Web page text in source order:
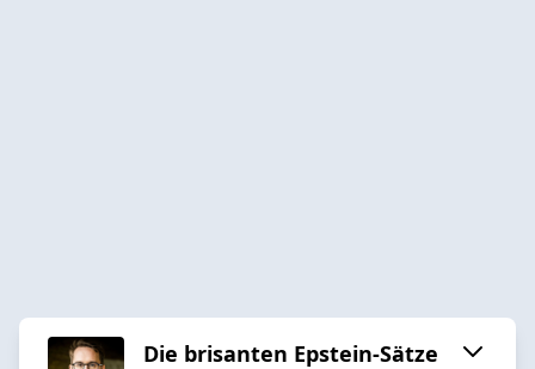
Die brisanten Epstein-Sätze